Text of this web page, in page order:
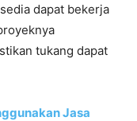
dapat bekerja
tukang dapat
Jasa